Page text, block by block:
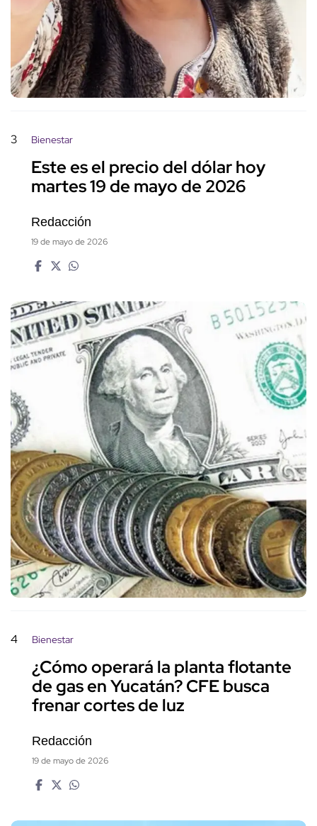
3 Bienestar
Este es el precio del dólar hoy
martes 19 de mayo de 2026
Redacción
19 de mayo de 2026
4 Bienestar
¿Cómo operará la planta flotante
de gas en Yucatán? CFE busca
frenar cortes de luz
Redacción
19 de mayo de 2026